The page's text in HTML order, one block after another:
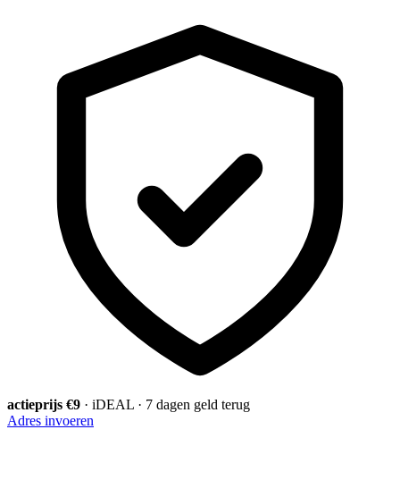
actieprijs €9 · iDEAL · 7 dagen geld terug
Adres invoeren